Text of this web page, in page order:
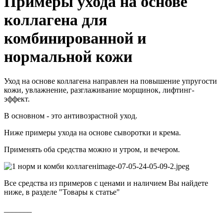
коллагена для
комбинированной и
нормальной кожи
Уход на основе коллагена направлен на повышение упругости
кожи, увлажнение, разглаживание морщинок, лифтинг-
эффект.
В основном - это антивозрастной уход.
Ниже примеры ухода на основе сыворотки и крема.
Применять оба средства можно и утром, и вечером.
Все средства из примеров с ценами и наличием Вы найдете
ниже, в разделе "Товары к статье"